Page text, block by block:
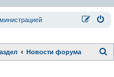
Новости форума